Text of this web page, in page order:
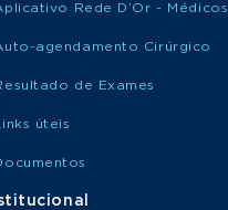
Rede D’Or - Médicos
agendamento Cirúrgico
de Exames
úteis